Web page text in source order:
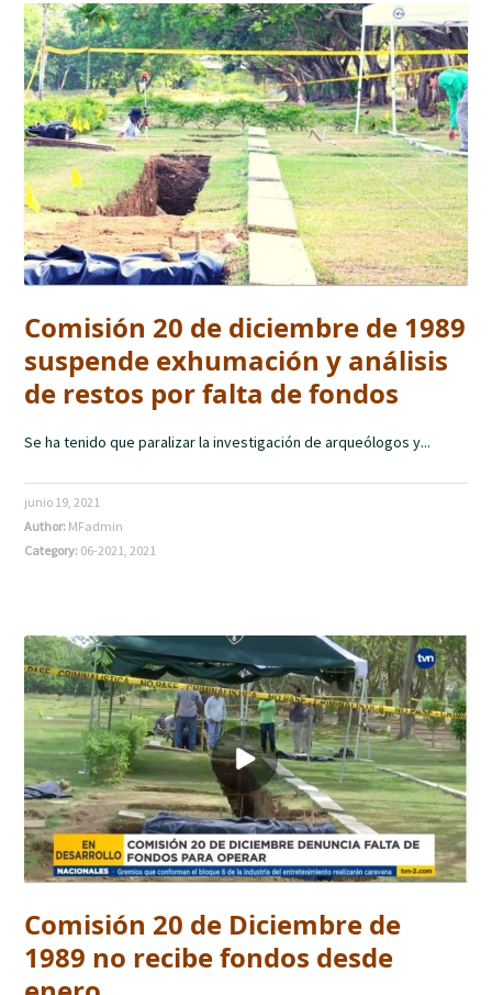
Comisión 20 de diciembre de 1989
suspende exhumación y análisis
de restos por falta de fondos
Se ha tenido que paralizar la investigación de arqueólogos y...
junio 19, 2021
Author: MFadmin
Category: 06-2021 ,2021
Comisión 20 de Diciembre de
1989 no recibe fondos desde